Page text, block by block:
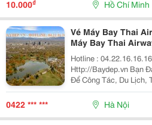
10.000₫ Hồ Chí Minh
Vé Máy Bay Thai
Máy Bay Thai
Hotline :
Http://Baydep.vn Bạn Đang Có Dự Định Đi Denver / Mỹ
Để Công Tác, Du Lịch,
? Mua Vé Máy Bay Thai Airways Đi Denver Ở Đâu Giá
Rẻ Nhất, Chỗ Nào
0422 *** *** Hà Nội